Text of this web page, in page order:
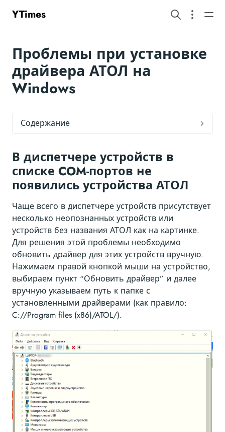
YTimes
Проблемы при установке
драйвера АТОЛ на
Windows
Содержание
В диспетчере устройств в
списке COM-портов не
появились устройства АТОЛ
Чаще всего в диспетчере устройств присутствует
несколько неопознанных устройств или
устройств без названия АТОЛ как на картинке.
Для решения этой проблемы необходимо
обновить драйвер для этих устройств вручную.
Нажимаем правой кнопкой мыши на устройство,
выбираем пункт “Обновить драйвер” и далее
вручную указываем путь к папке с
установленными драйверами (как правило:
C://Program files (x86)/ATOL/).